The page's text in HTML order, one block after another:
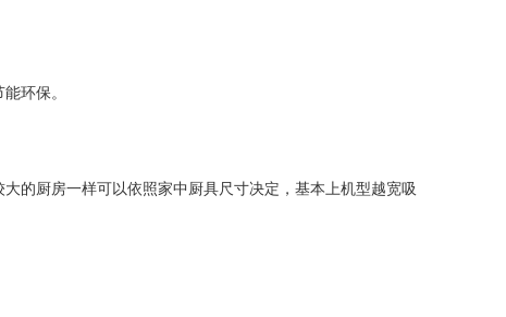
环保。
的厨房一样可以依照家中厨具尺寸决定，基本上机型越宽吸